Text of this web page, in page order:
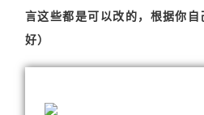
言这些都是可以改的，根据你
好）